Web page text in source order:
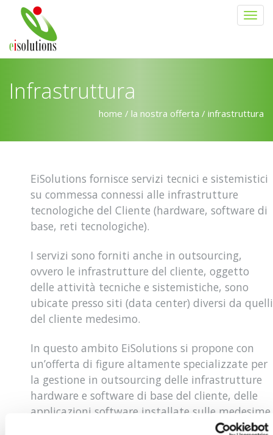
Salta al contenuto principale
Infrastruttura
home / la nostra offerta / infrastruttura
EiSolutions fornisce servizi tecnici e sistemistici
su commessa connessi alle infrastrutture
tecnologiche del Cliente (hardware, software di
base, reti tecnologiche).
I servizi sono forniti anche in outsourcing,
ovvero le infrastrutture del cliente, oggetto
delle attività tecniche e sistemistiche, sono
ubicate presso siti (data center) diversi da quelli
del cliente medesimo.
In questo ambito EiSolutions si propone con
un’offerta di figure altamente specializzate per
la gestione in outsourcing delle infrastrutture
hardware e software di base del cliente, delle
applicazioni software installate sulle medesime
(Application Management) e delle reti